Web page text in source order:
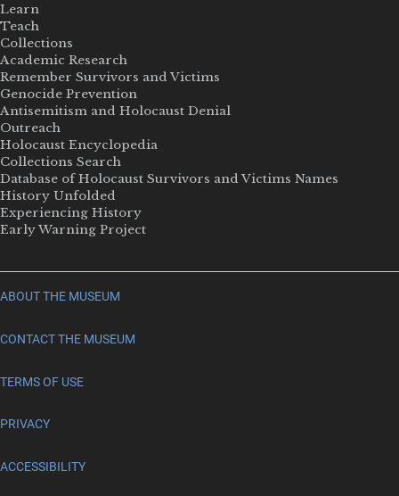
Learn
Teach
Collections
Academic Research
Remember Survivors and Victims
Genocide Prevention
Antisemitism and Holocaust Denial
Outreach
Holocaust Encyclopedia
Collections Search
Database of Holocaust Survivors and Victims Names
History Unfolded
Experiencing History
Early Warning Project
ABOUT THE MUSEUM
CONTACT THE MUSEUM
TERMS OF USE
PRIVACY
ACCESSIBILITY